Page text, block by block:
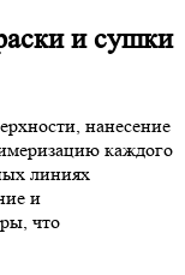
и сушки
нанесение
каждого
линиях
и
что